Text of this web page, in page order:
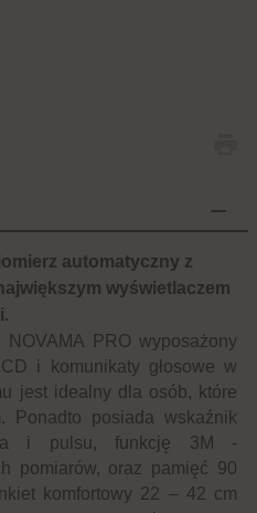
automatyczny z
wyświetlaczem
NOVAMA PRO wyposażony
i komunikaty głosowe w
jest idealny dla osób, które
Ponadto posiada wskaźnik
i pulsu, funkcję 3M -
pomiarów, oraz pamięć 90
komfortowy 22 – 42 cm